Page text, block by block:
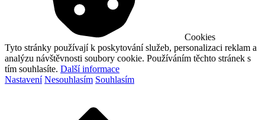
Cookies
Tyto stránky používají k poskytování služeb, personalizaci reklam a
analýzu návštěvnosti soubory cookie. Používáním těchto stránek s
tím souhlasíte. Další informace
Nastavení Nesouhlasím Souhlasím